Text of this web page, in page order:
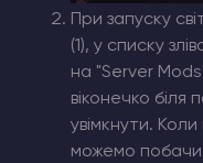
При запуску
(1), у списку
на "Server
віконечко біля
увімкнути.
можемо